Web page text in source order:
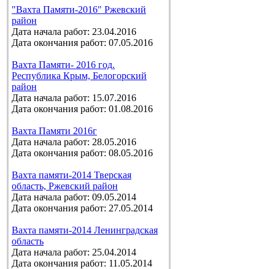
"Вахта Памяти-2016" Ржевский
район
Дата начала работ: 23.04.2016
Дата окончания работ: 07.05.2016
Вахта Памяти- 2016 год.
Республика Крым, Белогорский
район
Дата начала работ: 15.07.2016
Дата окончания работ: 01.08.2016
Вахта Памяти 2016г
Дата начала работ: 28.05.2016
Дата окончания работ: 08.05.2016
Вахта памяти-2014 Тверская
область, Ржевский район
Дата начала работ: 09.05.2014
Дата окончания работ: 27.05.2014
Вахта памяти-2014 Ленинградская
область
Дата начала работ: 25.04.2014
Дата окончания работ: 11.05.2014